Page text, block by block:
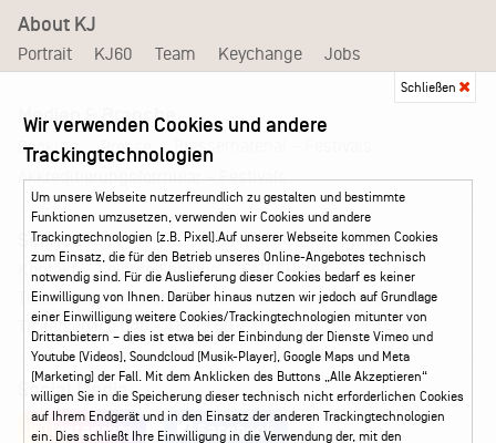
About KJ
Portrait KJ60 Team Keychange Jobs
Medien & Branche
Booking Presse
Pressematerial – Festivals
Akkreditierungsformular – Festivals
Service
Kontakt Leichte Sprache
FAQ / Hilfe
Ticketshop Hamburg
Gutscheine
Callback-Service
Ticketservice 040 - 413 22 60
Social Media
Instagram Facebook
Schließen
Wir verwenden Cookies und andere
Trackingtechnologien
Um unsere Webseite nutzerfreundlich zu gestalten und bestimmte
Funktionen umzusetzen, verwenden wir Cookies und andere
Trackingtechnologien (z.B. Pixel).Auf unserer Webseite kommen Cookies
zum Einsatz, die für den Betrieb unseres Online-Angebotes technisch
notwendig sind. Für die Auslieferung dieser Cookies bedarf es keiner
Einwilligung von Ihnen. Darüber hinaus nutzen wir jedoch auf Grundlage
einer Einwilligung weitere Cookies/Trackingtechnologien mitunter von
Drittanbietern – dies ist etwa bei der Einbindung der Dienste Vimeo und
Youtube (Videos), Soundcloud (Musik-Player), Google Maps und Meta
(Marketing) der Fall. Mit dem Anklicken des Buttons „Alle Akzeptieren“
willigen Sie in die Speicherung dieser technisch nicht erforderlichen Cookies
auf Ihrem Endgerät und in den Einsatz der anderen Trackingtechnologien
ein. Dies schließt Ihre Einwilligung in die Verwendung der, mit den